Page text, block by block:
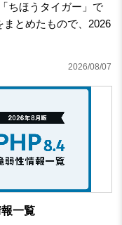
ちほうタイガー」で
とめたもので、2026
2026/08/07
一覧